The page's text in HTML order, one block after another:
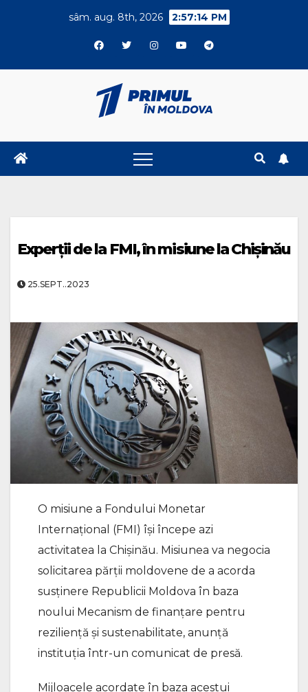
sâm. aug. 8th, 2026 2:57:14 PM
Experții de la FMI, în misiune la Chișinău
25.SEPT..2023
O misiune a Fondului Monetar
Internațional (FMI) își începe azi
activitatea la Chișinău. Misiunea va negocia
solicitarea părții moldovene de a acorda
susținere Republicii Moldova în baza
noului Mecanism de finanțare pentru
reziliență și sustenabilitate, anunță
instituția într-un comunicat de presă.
Mijloacele acordate în baza acestui